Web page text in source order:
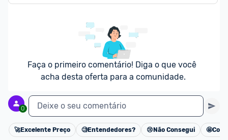
Faça o primeiro comentário! Diga o que você
acha desta oferta para a comunidade.
0 Deixe o seu comentário
Cancelar
🚀Excelente Preço 🧐Entendedores? 😢 Não Consegui 🤩